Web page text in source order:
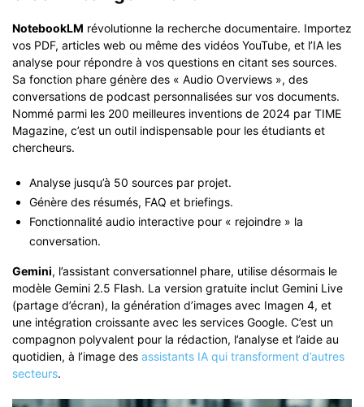
NotebookLM révolutionne la recherche documentaire. Importez
vos PDF, articles web ou même des vidéos YouTube, et l’IA les
analyse pour répondre à vos questions en citant ses sources.
Sa fonction phare génère des « Audio Overviews », des
conversations de podcast personnalisées sur vos documents.
Nommé parmi les 200 meilleures inventions de 2024 par TIME
Magazine, c’est un outil indispensable pour les étudiants et
chercheurs.
Analyse jusqu’à 50 sources par projet.
Génère des résumés, FAQ et briefings.
Fonctionnalité audio interactive pour « rejoindre » la
conversation.
Gemini, l’assistant conversationnel phare, utilise désormais le
modèle Gemini 2.5 Flash. La version gratuite inclut Gemini Live
(partage d’écran), la génération d’images avec Imagen 4, et
une intégration croissante avec les services Google. C’est un
compagnon polyvalent pour la rédaction, l’analyse et l’aide au
quotidien, à l’image des assistants IA qui transforment d’autres
secteurs.